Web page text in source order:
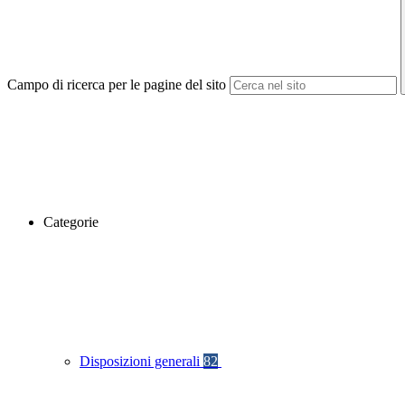
Campo di ricerca per le pagine del sito
Categorie
Disposizioni generali 82